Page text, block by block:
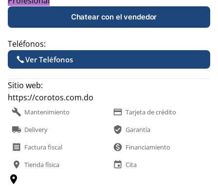
Chatear con el vendedor
Teléfonos:
Ver Teléfonos
Sitio web:
https://corotos.com.do
build Mantenimiento payment Tarjeta de crédito
local_shipping Delivery verified_user Garantía
receipt Factura fiscal monetization_on Financiamiento
location_on Tienda física event Cita
location_on